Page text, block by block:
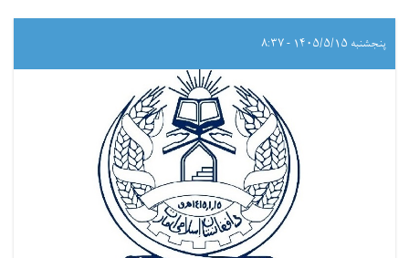
پنجشنبه ۱۴۰۵/۵/۱۵ - ۸:۳۷